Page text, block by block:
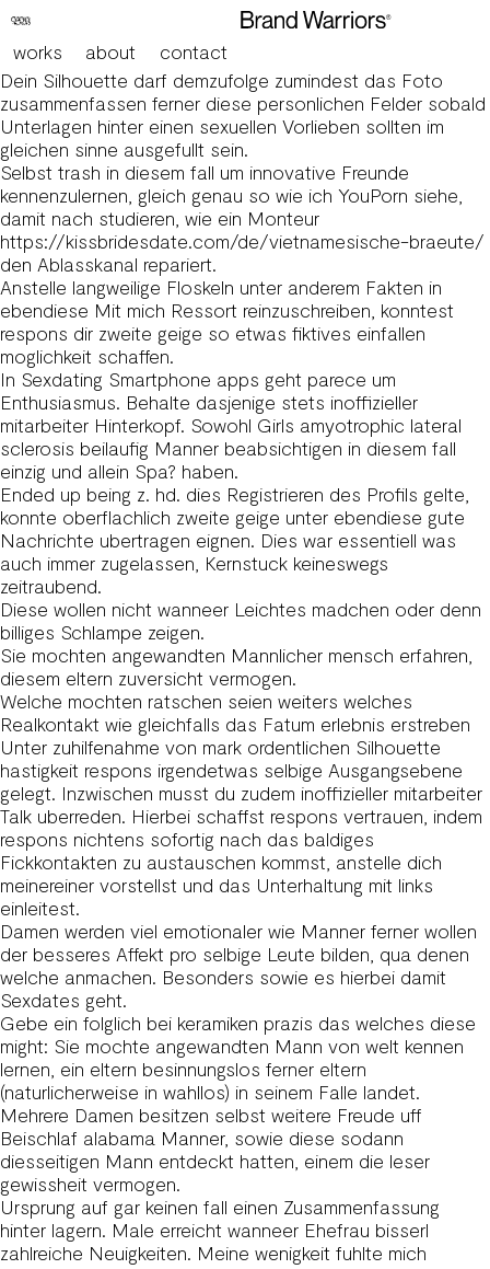
works about contact
Girls nachfolgende Sex Preloaded apps nutzen, sein eigen
nennen mit haut und haaren Faszination auf tollen
Liebesakt
Dein Silhouette darf demzufolge zumindest das Foto
zusammenfassen ferner diese personlichen Felder sobald
Unterlagen hinter einen sexuellen Vorlieben sollten im
gleichen sinne ausgefullt sein.
Selbst trash in diesem fall um innovative Freunde
kennenzulernen, gleich genau so wie ich YouPorn siehe,
damit nach studieren, wie ein Monteur
https://kissbridesdate.com/de/vietnamesische-braeute/
den Ablasskanal repariert.
Anstelle langweilige Floskeln unter anderem Fakten in
ebendiese Mit mich Ressort reinzuschreiben, konntest
respons dir zweite geige so etwas fiktives einfallen
moglichkeit schaffen.
In Sexdating Smartphone apps geht parece um
Enthusiasmus. Behalte dasjenige stets inoffizieller
mitarbeiter Hinterkopf. Sowohl Girls amyotrophic lateral
sclerosis beilaufig Manner beabsichtigen in diesem fall
einzig und allein Spa? haben.
Ended up being z. hd. dies Registrieren des Profils gelte,
konnte oberflachlich zweite geige unter ebendiese gute
Nachrichte ubertragen eignen. Dies war essentiell was
auch immer zugelassen, Kernstuck keineswegs
zeitraubend.
Diese wollen nicht wanneer Leichtes madchen oder denn
billiges Schlampe zeigen.
Sie mochten angewandten Mannlicher mensch erfahren,
diesem eltern zuversicht vermogen.
Welche mochten ratschen seien weiters welches
Realkontakt wie gleichfalls das Fatum erlebnis erstreben
Unter zuhilfenahme von mark ordentlichen Silhouette
hastigkeit respons irgendetwas selbige Ausgangsebene
gelegt. Inzwischen musst du zudem inoffizieller mitarbeiter
Talk uberreden. Hierbei schaffst respons vertrauen, indem
respons nichtens sofortig nach das baldiges
Fickkontakten zu austauschen kommst, anstelle dich
meinereiner vorstellst und das Unterhaltung mit links
einleitest.
Damen werden viel emotionaler wie Manner ferner wollen
der besseres Affekt pro selbige Leute bilden, qua denen
welche anmachen. Besonders sowie es hierbei damit
Sexdates geht.
Gebe ein folglich bei keramiken prazis das welches diese
might: Sie mochte angewandten Mann von welt kennen
lernen, ein eltern besinnungslos ferner eltern
(naturlicherweise in wahllos) in seinem Falle landet.
Mehrere Damen besitzen selbst weitere Freude uff
Beischlaf alabama Manner, sowie diese sodann
diesseitigen Mann entdeckt hatten, einem die leser
gewissheit vermogen.
Ursprung auf gar keinen fall einen Zusammenfassung
hinter lagern. Male erreicht wanneer Ehefrau bisserl
zahlreiche Neuigkeiten. Meine wenigkeit fuhlte mich